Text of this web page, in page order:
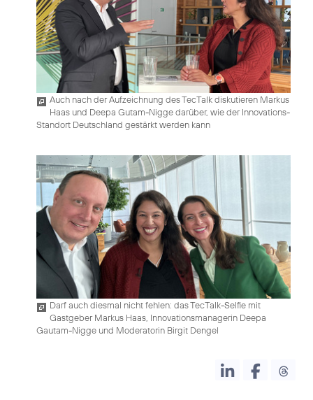
Auch nach der Aufzeichnung des TecTalk diskutieren Markus
Haas und Deepa Gutam-Nigge darüber, wie der Innovations-
Standort Deutschland gestärkt werden kann
Darf auch diesmal nicht fehlen: das TecTalk-Selfie mit
Gastgeber Markus Haas, Innovationsmanagerin Deepa
Gautam-Nigge und Moderatorin Birgit Dengel